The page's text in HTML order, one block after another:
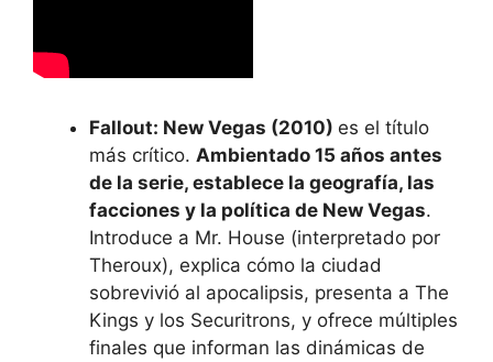
Fallout: New Vegas (2010) es el título
más crítico. Ambientado 15 años antes
de la serie, establece la geografía, las
facciones y la política de New Vegas.
Introduce a Mr. House (interpretado por
Theroux), explica cómo la ciudad
sobrevivió al apocalipsis, presenta a The
Kings y los Securitrons, y ofrece múltiples
finales que informan las dinámicas de